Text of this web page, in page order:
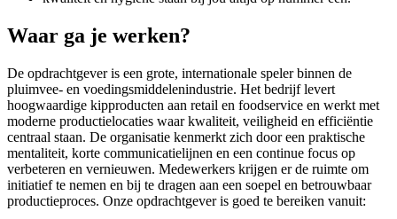
Waar ga je werken?
De opdrachtgever is een grote, internationale speler binnen de
pluimvee- en voedingsmiddelenindustrie. Het bedrijf levert
hoogwaardige kipproducten aan retail en foodservice en werkt met
moderne productielocaties waar kwaliteit, veiligheid en efficiëntie
centraal staan. De organisatie kenmerkt zich door een praktische
mentaliteit, korte communicatielijnen en een continue focus op
verbeteren en vernieuwen. Medewerkers krijgen er de ruimte om
initiatief te nemen en bij te dragen aan een soepel en betrouwbaar
productieproces. Onze opdrachtgever is goed te bereiken vanuit: